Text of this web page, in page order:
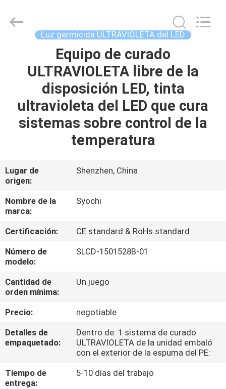
PRODUCTOS
SOBRE
NOSOTROS
VIAJE
DE
LA
FÁBRICA
CONTROL
DE
CALIDAD
ÉNTRENOS
EN
CONTACTO
CON
Syochi
Electronics
Luz germicida ULTRAVIOLETA del LED
Equipo de curado
ULTRAVIOLETA libre de la
disposición LED, tinta
ultravioleta del LED que cura
sistemas sobre control de la
temperatura
Lugar de
origen:
Shenzhen, China
Nombre de la
marca:
Syochi
Certificación:
CE standard & RoHs standard
Número de
modelo:
SLCD-1501528B-01
Cantidad de
orden mínima:
Un juego
Precio:
negotiable
Detalles de
empaquetado:
Dentro de: 1 sistema de curado
ULTRAVIOLETA de la unidad embaló
con el exterior de la espuma del PE:
Tiempo de
entrega:
5-10 días del trabajo